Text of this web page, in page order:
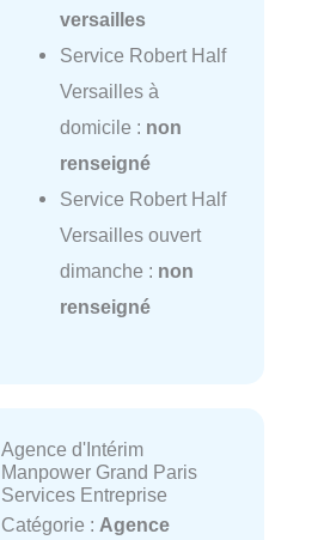
versailles
Service Robert Half
Versailles à
domicile : non
renseigné
Service Robert Half
Versailles ouvert
dimanche : non
renseigné
Agence d'Intérim
Manpower Grand Paris
Services Entreprise
Catégorie : Agence